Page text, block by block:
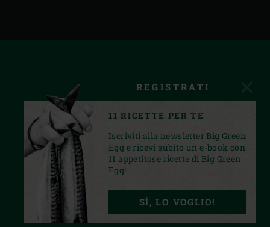
FACEBOOKINSTAGRAM
PRIVACY STATEMENT
REGISTRATI
11 RICETTE PER TE
Iscriviti alla newsletter Big Green
Egg e ricevi subito un e-book con
11 appetitose ricette di Big Green
Egg!
SÌ, LO VOGLIO!